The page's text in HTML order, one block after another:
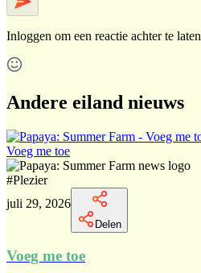
Inloggen om een reactie achter te laten
Andere eiland nieuws
Voeg me toe
#Plezier
juli 29, 2026
Delen
Voeg me toe